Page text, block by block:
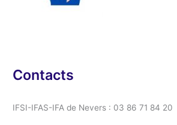
Contacts
IFSI-IFAS-IFA de Nevers : 03 86 71 84 20